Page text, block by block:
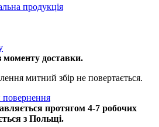
продукція
моменту доставки.
митний збір не повертається.
повернення
протягом 4-7 робочих
з Польщі.